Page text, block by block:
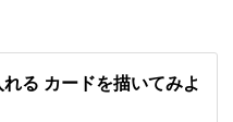
る カードを描いてみよ